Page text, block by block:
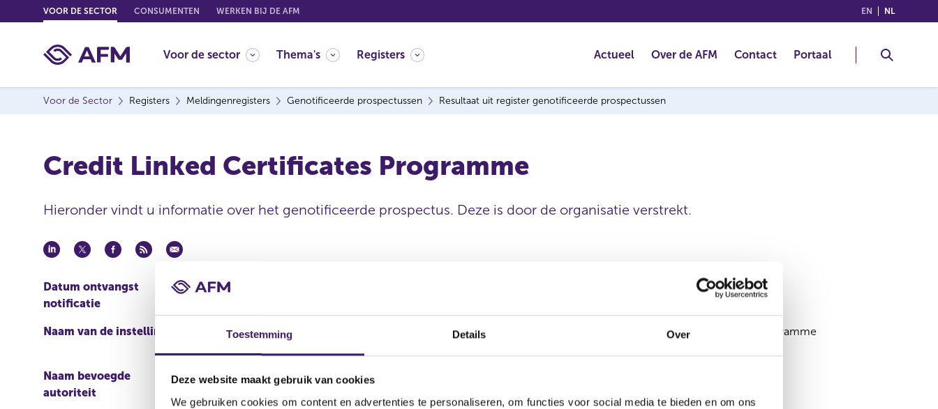
Toestemming Details Over
Deze website maakt gebruik van cookies
We gebruiken cookies om content en advertenties te personaliseren, om functies voor social media te bieden en om ons
o
o
EN (ENGLISH)
NL
VOOR DE SECTOR CONSUMENTEN WERKEN BIJ DE AFM
Voor de sector Thema's Registers Actueel Over de AFM Contact Portaal
Voor de Sector Registers Meldingenregisters Genotificeerde prospectussen Resultaat uit register genotificeerde prospectussen
Credit Linked Certificates Programme
Hieronder vindt u informatie over het genotificeerde prospectus. Deze is door de organisatie verstrekt.
Datum ontvangst
notificatie
12 nov 2013
Naam van de instelling Banca IMI S.p.A.
Omschrijving van de
Credit Linked Certificates Programme
Naam bevoegde
autoriteit
Central Bank of Ireland